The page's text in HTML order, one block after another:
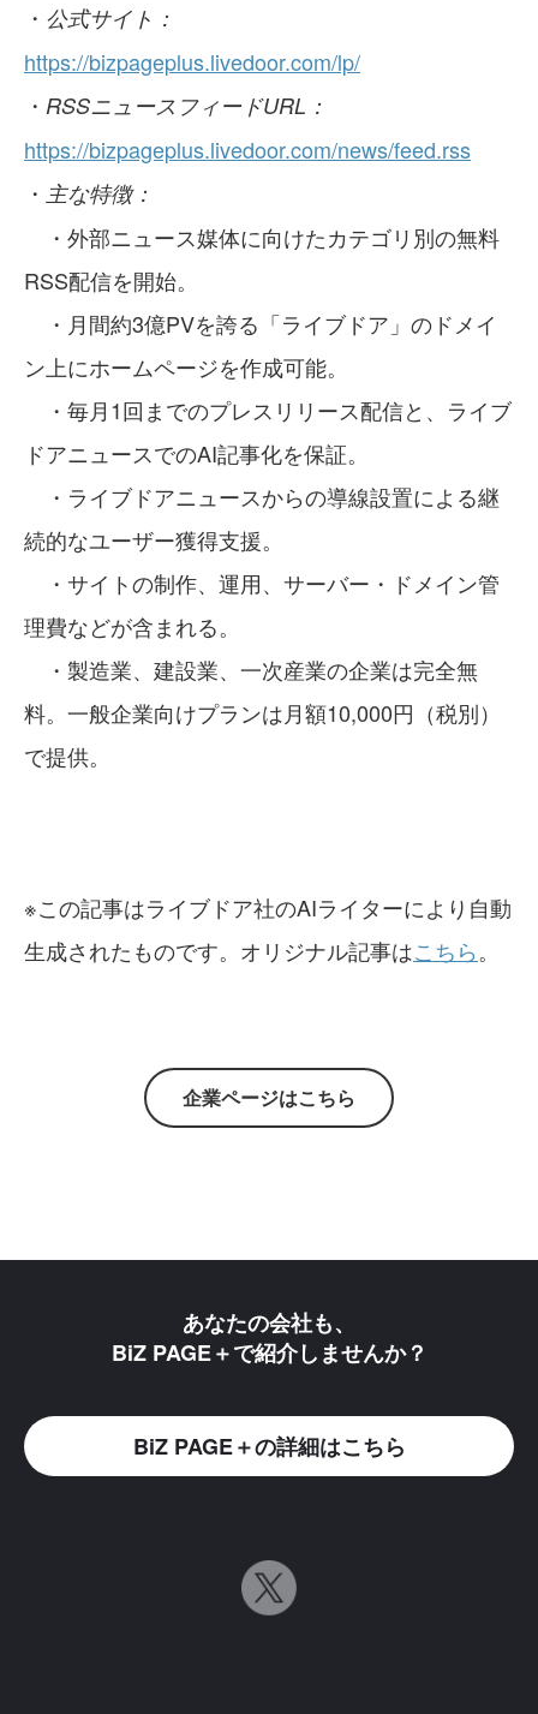
・ 公式サイト：
https://bizpageplus.livedoor.com/lp/
・ RSSニュースフィードURL：
https://bizpageplus.livedoor.com/news/feed.rss
・ 主な特徴：
・外部ニュース媒体に向けたカテゴリ別の無料
RSS配信を開始。
・月間約3億PVを誇る「ライブドア」のドメイ
ン上にホームページを作成可能。
・毎月1回までのプレスリリース配信と、ライブ
ドアニュースでのAI記事化を保証。
・ライブドアニュースからの導線設置による継
続的なユーザー獲得支援。
・サイトの制作、運用、サーバー・ドメイン管
理費などが含まれる。
・製造業、建設業、一次産業の企業は完全無
料。一般企業向けプランは月額10,000円（税別）
で提供。
※この記事はライブドア社のAIライターにより自動
生成されたものです。オリジナル記事はこちら。
企業ページはこちら
あなたの会社も、
BiZ PAGE＋で紹介しませんか？
BiZ PAGE＋の詳細はこちら